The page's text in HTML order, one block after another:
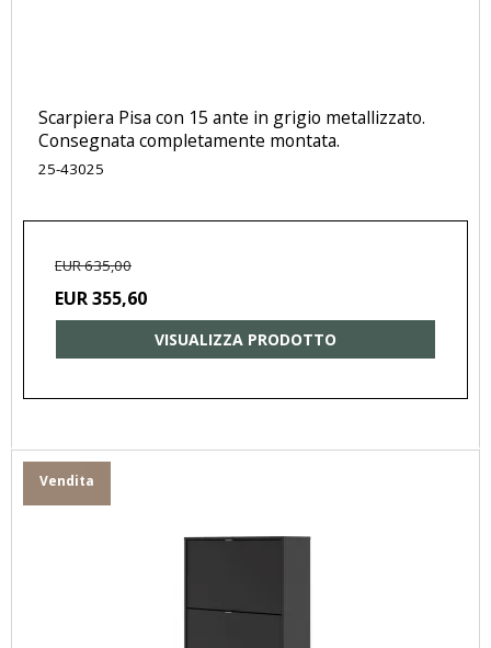
Scarpiera Pisa con 15 ante in grigio metallizzato.
Consegnata completamente montata.
25-43025
EUR 635,00
EUR 355,60
VISUALIZZA PRODOTTO
Vendita